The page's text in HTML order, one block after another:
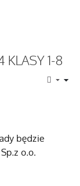
KLASY 1-8
będzie
o.o.